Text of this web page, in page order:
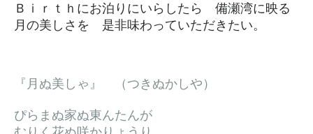
Ｂｉｒｔｈにお泊りにいらしたら 備瀬湾に映る
月の美しさを 是非味わっていただきたい。
『月ぬ美しゃ』 （つきぬかしや）
ぴらまぬ家ぬ東んたんが